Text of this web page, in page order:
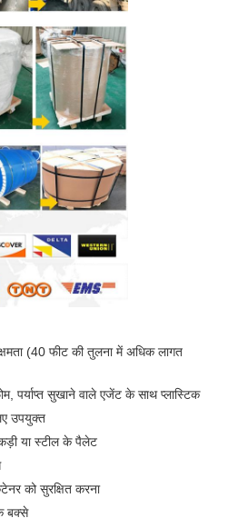
(40 फीट की तुलना में अधिक लागत
पर्याप्त सुखाने वाले एजेंट के साथ प्लास्टिक
उपयुक्त
या स्टील के पैलेट
को सुरक्षित करना
बक्से